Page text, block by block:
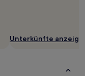
Unterkünfte